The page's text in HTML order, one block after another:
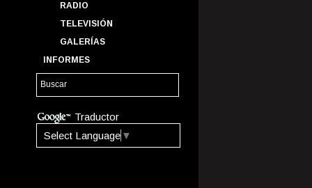
RADIO
TELEVISIÓN
GALERÍAS
INFORMES
Traductor
Select Language ▼